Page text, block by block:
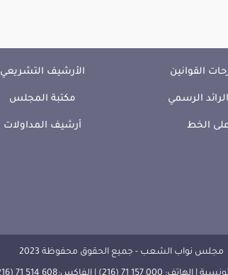
القوانين
الرسمي
الخط
الأرشيف التشريعي
مكتبة المجلس
أرشيف المداولات
مجلس نواب الشعب - جميع الحقوق محفوظة 2023